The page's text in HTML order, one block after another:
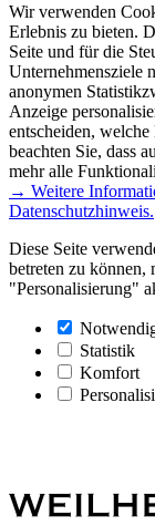
Wir verwenden
Erlebnis zu bieten.
Seite und für die
Unternehmensziele
anonymen
Anzeige
entscheiden,
beachten Sie, dass
mehr alle
→ Weitere
Datenschutzhinweis.
Diese Seite
betreten zu können,
"Personalisierung"
Statistik
Komfort